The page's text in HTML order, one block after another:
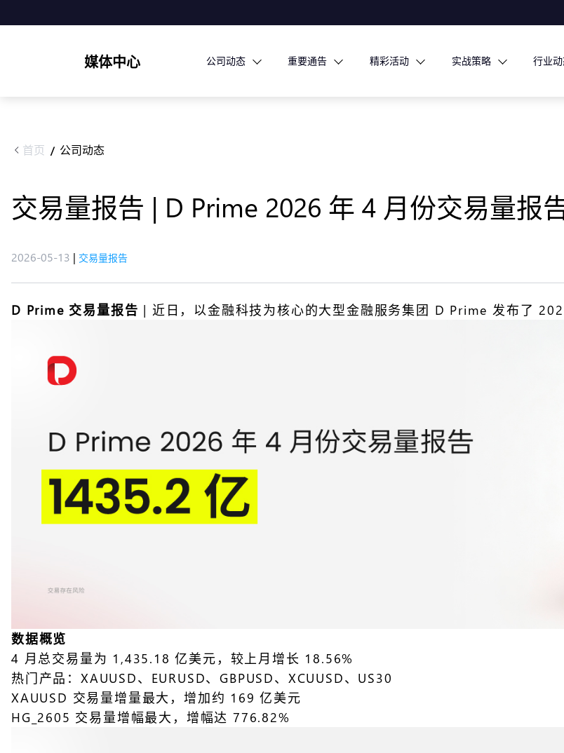
媒体中心 公司动态 重要通告 精彩活动 实战策略 行业
首页 / 公司动态
交易量报告 | D Prime 2026 年 4 月份交易量报
2026-05-13 | 交易量报告
D Prime 交易量报告 | 近日，以金融科技为核心的大型金融服务集团 D Prime 发布了
数据概览
4 月总交易量为 1,435.18 亿美元，较上月增长 18.56%
热门产品：XAUUSD、EURUSD、GBPUSD、XCUUSD、US30
XAUUSD 交易量增量最大，增加约 169 亿美元
HG_2605 交易量增幅最大，增幅达 776.82%